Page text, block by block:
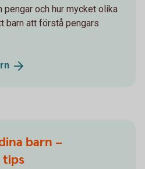
och hur mycket olika
barn att förstå pengars
barn –
tips